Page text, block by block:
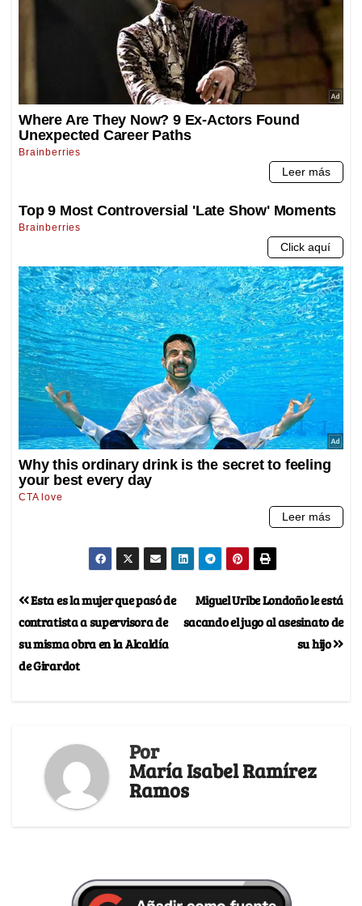
Miguel Uribe Londoño le está
sacando el jugo al asesinato de
su hijo
Esta es la mujer que pasó de
contratista a supervisora de
su misma obra en la Alcaldía
de Girardot
Por
María Isabel Ramírez
Ramos